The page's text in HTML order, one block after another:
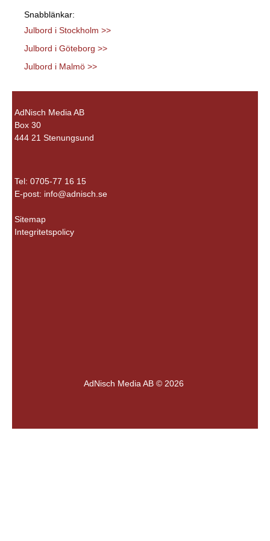
Snabblänkar:
Julbord i Stockholm >>
Julbord i Göteborg >>
Julbord i Malmö >>
AdNisch Media AB
Box 30
444 21 Stenungsund
Tel: 0705-77 16 15
E-post: info@adnisch.se
Sitemap
Integritetspolicy
AdNisch Media AB © 2026